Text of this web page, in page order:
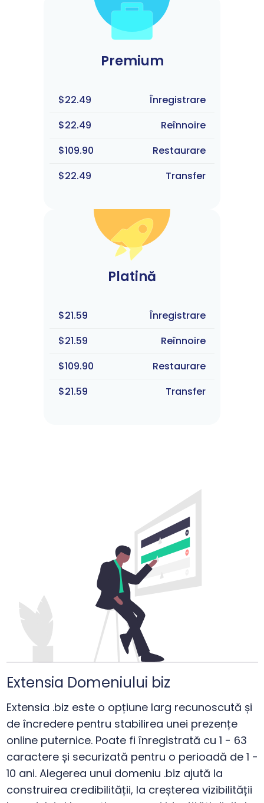
Premium
$22.49
Înregistrare
$22.49
Reînnoire
$109.90
Restaurare
$22.49
Transfer
Platină
$21.59
Înregistrare
$21.59
Reînnoire
$109.90
Restaurare
$21.59
Transfer
Extensia Domeniului biz
Extensia .biz este o opțiune larg recunoscută și
de încredere pentru stabilirea unei prezențe
online puternice. Poate fi înregistrată cu 1 - 63
caractere și securizată pentru o perioadă de 1 -
10 ani. Alegerea unui domeniu .biz ajută la
construirea credibilității, la creșterea vizibilității